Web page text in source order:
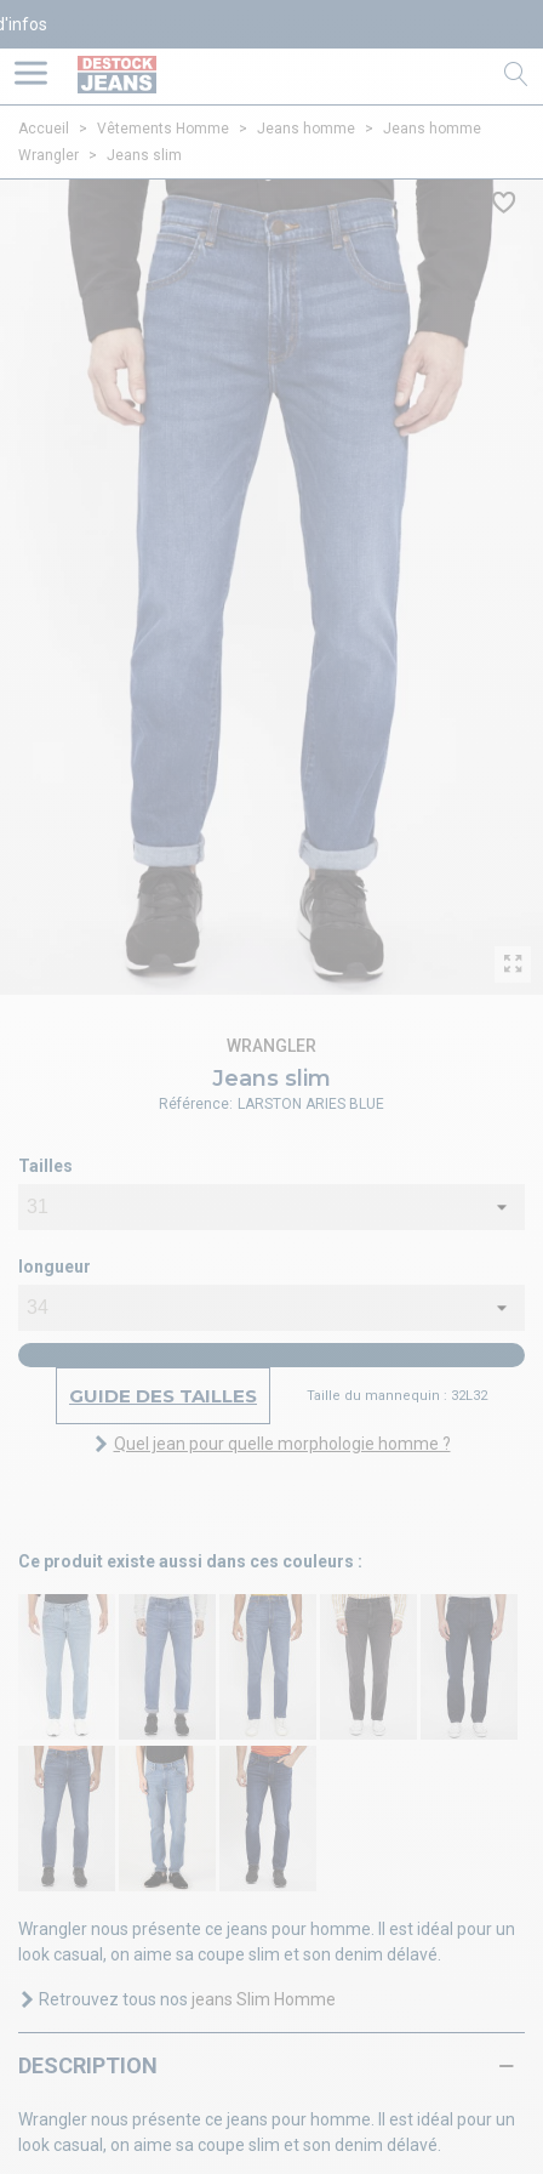
Accueil > Vêtements Homme > Jeans homme >
Jeans homme
Wrangler
> Jeans slim
Jeans slim
WRANGLER
Wrangler nous présente ce jeans pour homme. Il est idéal pour un
look casual, on aime sa coupe slim et son denim délavé.
Tailles
longueur
GUIDE DES TAILLES Taille du mannequin : 32L32
Quel jean pour quelle morphologie homme ?
Référence: LARSTON ARIES BLUE
Ce produit existe aussi dans ces couleurs :
DESCRIPTION
Wrangler nous présente ce jeans pour homme. Il est idéal pour un
look casual, on aime sa coupe slim et son denim délavé.
Retrouvez tous nos jeans Slim Homme